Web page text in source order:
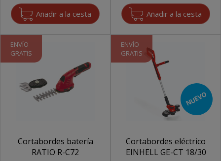
ENVÍO
GRATIS
Cortabordes batería
RATIO R-C72
ENVÍO
GRATIS
NUEVO
Cortabordes eléctrico
EINHELL GE-CT 18/30